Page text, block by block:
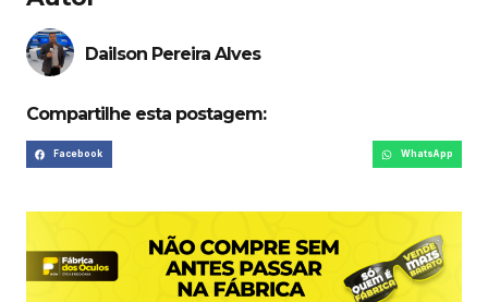
Dailson Pereira Alves
Compartilhe esta postagem:
Facebook WhatsApp